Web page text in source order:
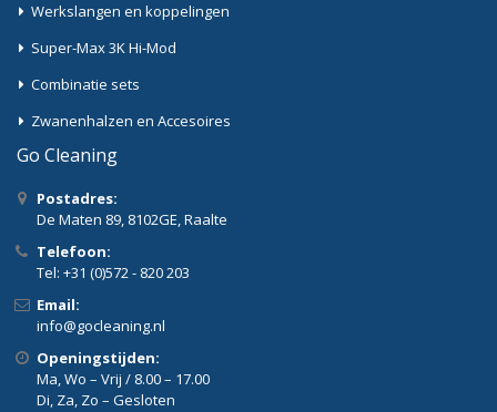
Werkslangen en koppelingen
Super-Max 3K Hi-Mod
Combinatie sets
Zwanenhalzen en Accesoires
Go Cleaning
Postadres:
De Maten 89, 8102GE, Raalte
Telefoon:
Tel: +31 (0)572 - 820 203
Email:
info@gocleaning.nl
Openingstijden:
Ma, Wo – Vrij / 8.00 – 17.00
Di, Za, Zo – Gesloten